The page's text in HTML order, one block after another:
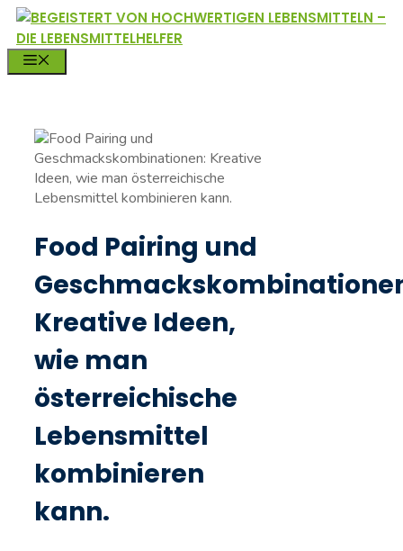
Zum
Inhalt
springen
Food Pairing und
Kreative Ideen,
wie man
österreichische
Lebensmittel
kombinieren
kann.